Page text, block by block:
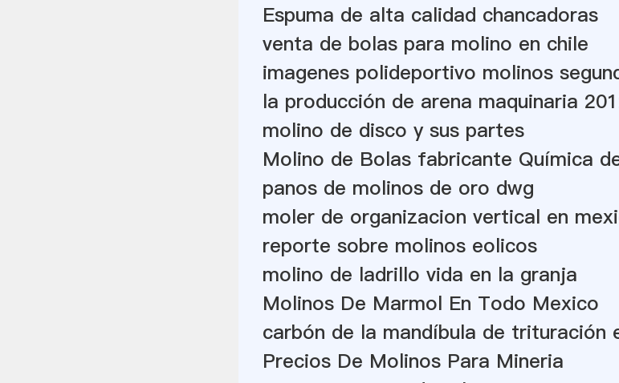
Espuma de alta calidad chancadoras
venta de bolas para molino en chile
imagenes polideportivo molinos
la producción de arena maquinaria
molino de disco y sus partes
Molino de Bolas fabricante Química
panos de molinos de oro dwg
moler de organizacion vertical en
reporte sobre molinos eolicos
molino de ladrillo vida en la granja
Molinos De Marmol En Todo Mexico
carbón de la mandíbula de trituración
Precios De Molinos Para Mineria